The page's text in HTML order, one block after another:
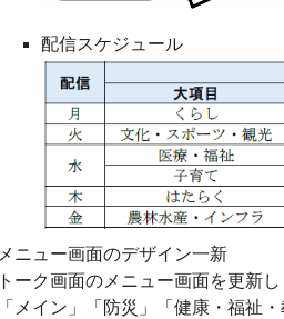
配信スケジュール
メニュー画面のデザイン一新
トーク画面のメニュー画面を更新し
「メイン」「防災」「健康・福祉